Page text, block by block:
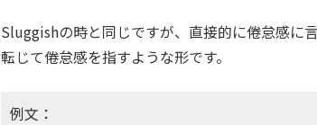
Sluggishの時と同じですが、直接的に倦怠感に
転じて倦怠感を指すような形です。
例文：